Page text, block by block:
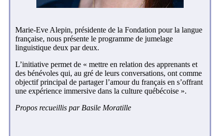
Marie-Eve Alepin, présidente de la Fondation pour la langue
française, nous présente le programme de jumelage
linguistique deux par deux.
L’initiative permet de « mettre en relation des apprenants et
des bénévoles qui, au gré de leurs conversations, ont comme
objectif principal de partager l’amour du français en s’offrant
une expérience immersive dans la culture québécoise ».
Propos recueillis par Basile Moratille